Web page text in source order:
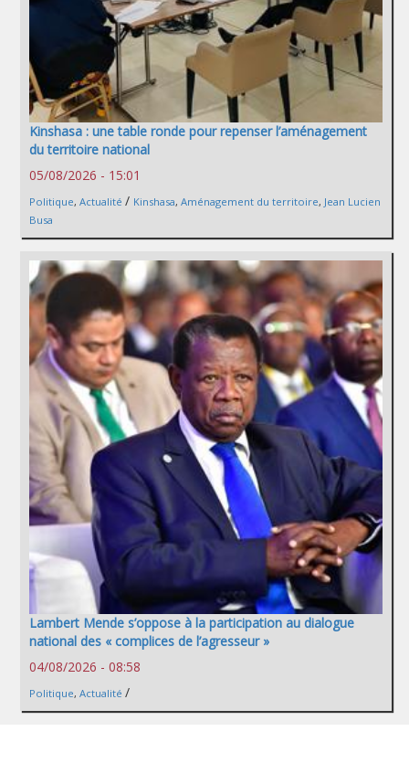
Kinshasa : une table ronde pour repenser l’aménagement
du territoire national
05/08/2026 - 15:01
Politique, Actualité / Kinshasa, Aménagement du territoire, Jean Lucien
Busa
Lambert Mende s’oppose à la participation au dialogue
national des « complices de l’agresseur »
04/08/2026 - 08:58
Politique, Actualité /